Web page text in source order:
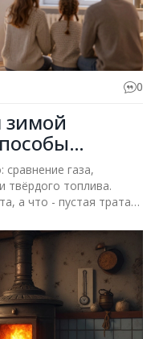
0
зимой
газа,
твёрдого топлива.
а что - пустая трата